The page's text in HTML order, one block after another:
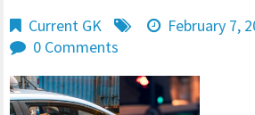
Current GK February 7,
0 Comments